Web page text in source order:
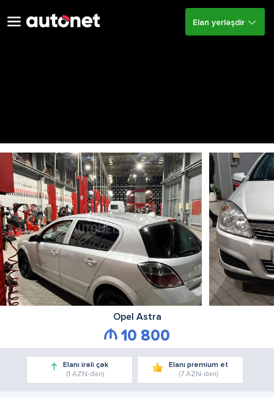
Elan yerləşdir
Opel Astra
10 800
Elanı irəli çək
(1 AZN-dən)
Elanı premium et
(7 AZN-dən)